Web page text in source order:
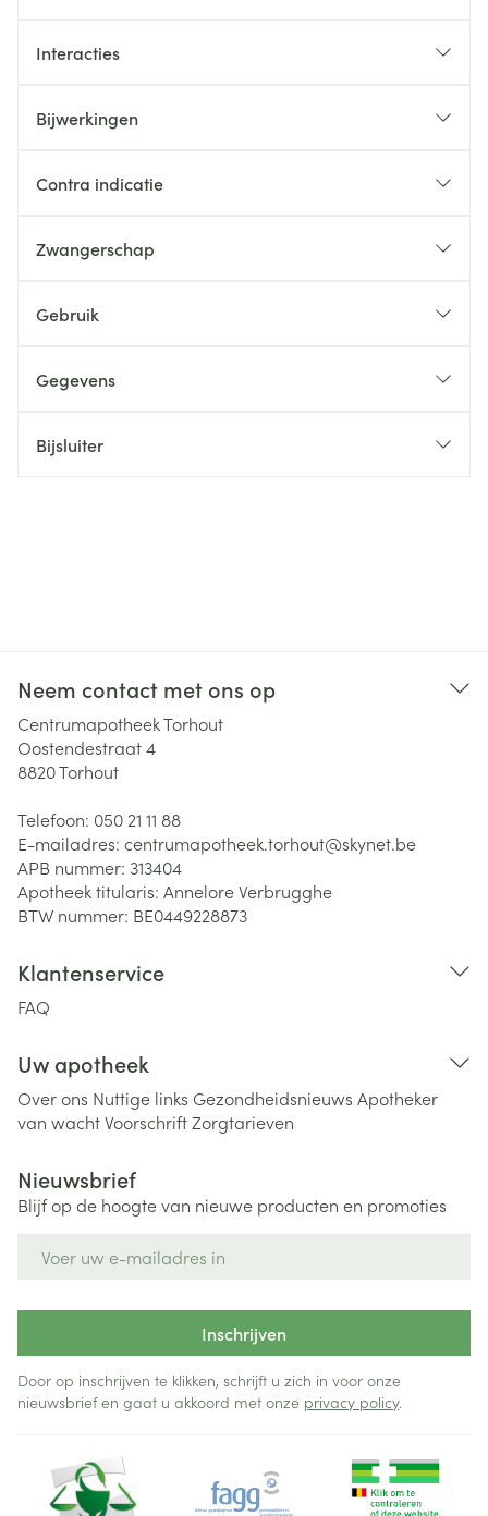
Interacties
Bijwerkingen
Contra indicatie
Zwangerschap
Gebruik
Gegevens
Bijsluiter
Neem contact met ons op
Centrumapotheek Torhout
Oostendestraat 4
8820Torhout
Telefoon: 050 21 11 88
E-mailadres: centrumapotheek.torhout@skynet.be
APB nummer: 313404
Apotheek titularis: Annelore Verbrugghe
BTW nummer: BE0449228873
Klantenservice
FAQ
Uw apotheek
Over ons Nuttige links Gezondheidsnieuws Apotheker
van wachtVoorschriftZorgtarieven
Nieuwsbrief
Blijf op de hoogte van nieuwe producten en promoties
Inschrijven
Door op inschrijven te klikken, schrijft u zich in voor onze
nieuwsbrief en gaat u akkoord met onze privacy policy.